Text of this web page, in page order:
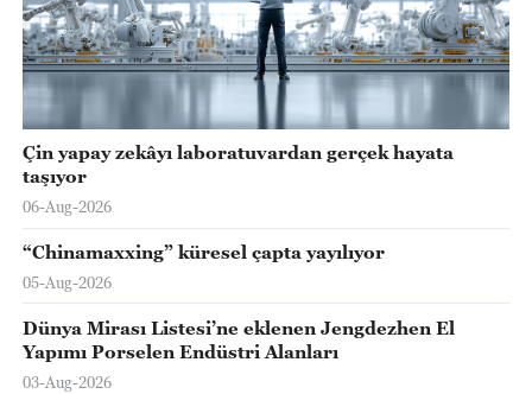
Çin yapay zekâyı laboratuvardan gerçek hayata
taşıyor
06-Aug-2026
“Chinamaxxing” küresel çapta yayılıyor
05-Aug-2026
Dünya Mirası Listesi’ne eklenen Jengdezhen El
Yapımı Porselen Endüstri Alanları
03-Aug-2026